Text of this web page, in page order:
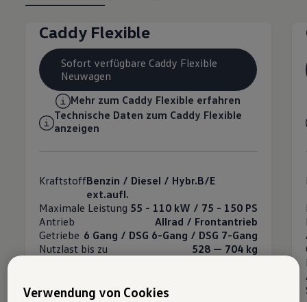
Caddy Flexible
Sofort verfügbare Caddy Flexible
Neuwagen
Mehr zum Caddy Flexible erfahren
Technische Daten zum Caddy Flexible
anzeigen
KraftstoffBenzin / Diesel / Hybr.B/E
ext.aufl.
Maximale Leistung 55 - 110 kW / 75 - 150 PS
Antrieb
Allrad / Frontantrieb
Getriebe 6 Gang / DSG 6-Gang / DSG 7-Gang
Nutzlast bis zu
528 — 704 kg
Verwendung von Cookies